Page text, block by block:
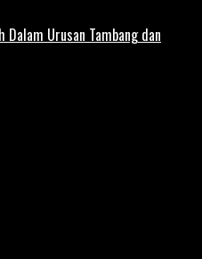
Dalam Urusan Tambang dan